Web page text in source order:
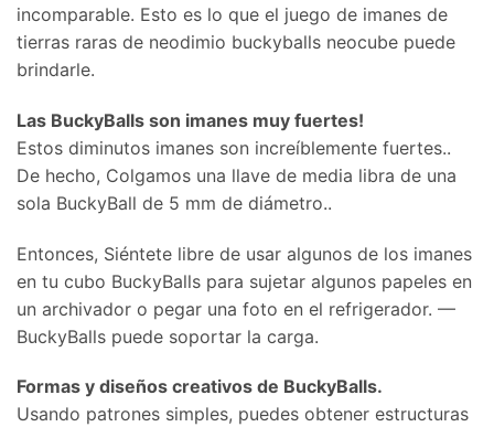
incomparable. Esto es lo que el juego de imanes de
tierras raras de neodimio buckyballs neocube puede
brindarle.
Las BuckyBalls son imanes muy fuertes!
Estos diminutos imanes son increíblemente fuertes..
De hecho, Colgamos una llave de media libra de una
sola BuckyBall de 5 mm de diámetro..
Entonces, Siéntete libre de usar algunos de los imanes
en tu cubo BuckyBalls para sujetar algunos papeles en
un archivador o pegar una foto en el refrigerador. —
BuckyBalls puede soportar la carga.
Formas y diseños creativos de BuckyBalls.
Usando patrones simples, puedes obtener estructuras